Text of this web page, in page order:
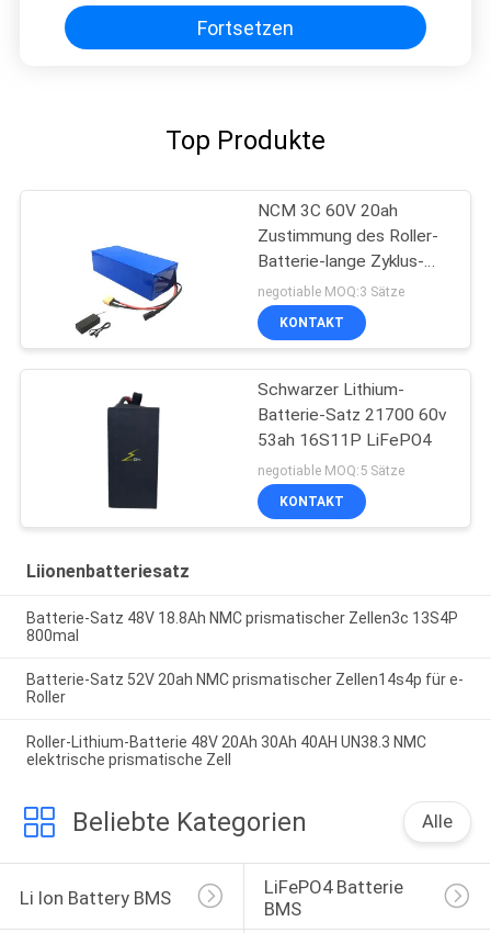
Fortsetzen
Top Produkte
NCM 3C 60V 20ah
Zustimmung des Roller-
Batterie-lange Zyklus-
Leben-ROHS
negotiable MOQ:3 Sätze
KONTAKT
Schwarzer Lithium-
Batterie-Satz 21700 60v
53ah 16S11P LiFePO4
negotiable MOQ:5 Sätze
KONTAKT
Liionenbatteriesatz
Batterie-Satz 48V 18.8Ah NMC prismatischer Zellen3c 13S4P
800mal
Batterie-Satz 52V 20ah NMC prismatischer Zellen14s4p für e-
Roller
Roller-Lithium-Batterie 48V 20Ah 30Ah 40AH UN38.3 NMC
elektrische prismatische Zell
Beliebte Kategorien Alle
Li Ion Battery BMS
LiFePO4 Batterie
BMS